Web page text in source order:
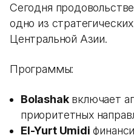
Сегодня
одно из
Центральной Азии.
Программы:
Bolashakвключает
приоритетных
El-Yurt Umidi